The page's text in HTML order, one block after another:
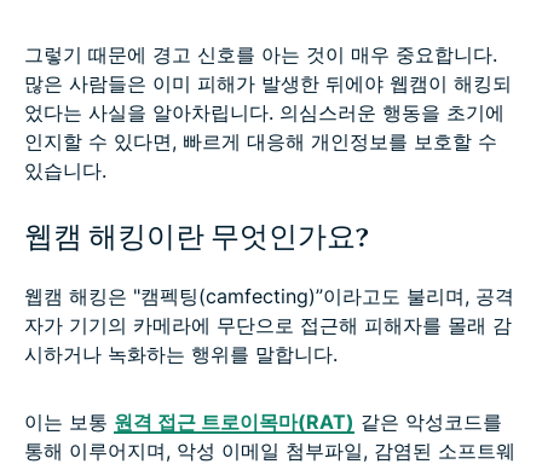
그렇기 때문에 경고 신호를 아는 것이 매우 중요합니다.
많은 사람들은 이미 피해가 발생한 뒤에야 웹캠이 해킹되
었다는 사실을 알아차립니다. 의심스러운 행동을 초기에
인지할 수 있다면, 빠르게 대응해 개인정보를 보호할 수
있습니다.
웹캠 해킹이란 무엇인가요?
웹캠 해킹은 "캠펙팅(camfecting)”이라고도 불리며, 공격
자가 기기의 카메라에 무단으로 접근해 피해자를 몰래 감
시하거나 녹화하는 행위를 말합니다.
이는 보통 원격 접근 트로이목마(RAT) 같은 악성코드를
통해 이루어지며, 악성 이메일 첨부파일, 감염된 소프트웨